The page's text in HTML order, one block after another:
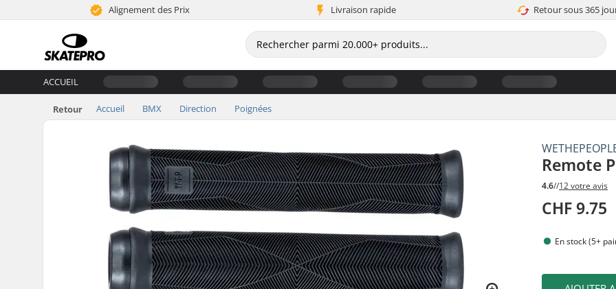
Alignement des Prix Livraison rapide Retour sous 365
ACCUEIL
Retour Accueil BMX Direction Poignées
Remote
4.6//12 votre avis
CHF 9.75
En stock (5+